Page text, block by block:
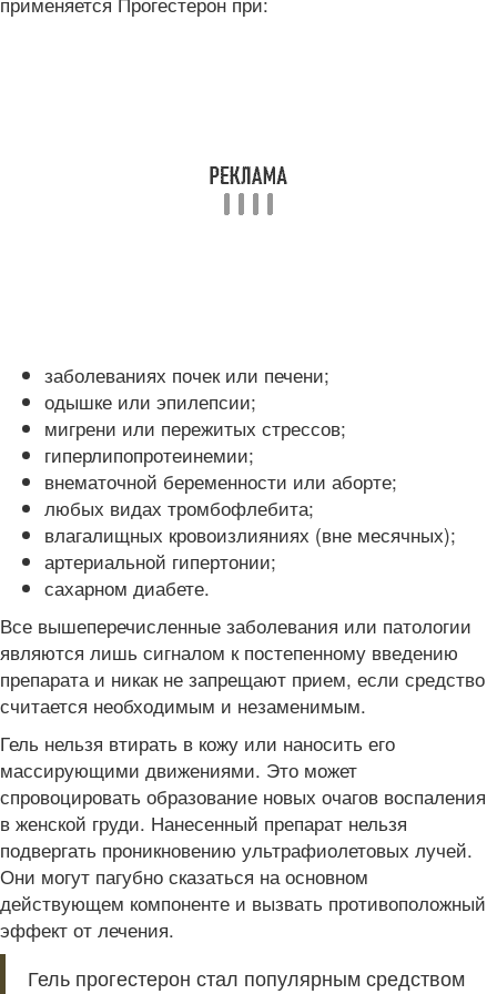
заболеваниях почек или печени;
одышке или эпилепсии;
мигрени или пережитых стрессов;
гиперлипопротеинемии;
внематочной беременности или аборте;
любых видах тромбофлебита;
влагалищных кровоизлияниях (вне месячных);
артериальной гипертонии;
сахарном диабете.
Все вышеперечисленные заболевания или патологии
являются лишь сигналом к постепенному введению
препарата и никак не запрещают прием, если средство
считается необходимым и незаменимым.
Гель нельзя втирать в кожу или наносить его
массирующими движениями. Это может
спровоцировать образование новых очагов воспаления
в женской груди. Нанесенный препарат нельзя
подвергать проникновению ультрафиолетовых лучей.
Они могут пагубно сказаться на основном
действующем компоненте и вызвать противоположный
эффект от лечения.
Гель прогестерон стал популярным средством